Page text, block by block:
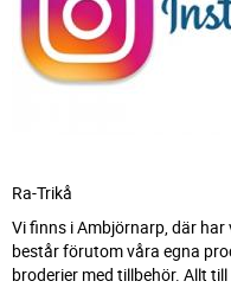
Ra-Trikå
Vi finns i Ambjörnarp, där
består förutom våra egna
broderier med tillbehör. Allt